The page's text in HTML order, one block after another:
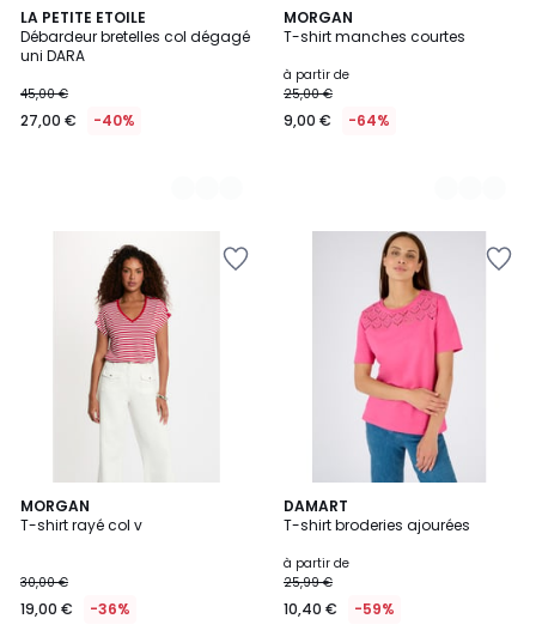
LA PETITE ETOILE
Débardeur bretelles col dégagé
uni DARA
45,00 €
27,00 € -40%
2
Couleurs
MORGAN
T-shirt manches courtes
à partir de
25,00 €
9,00 € -64%
2
Couleurs
MORGAN
T-shirt rayé col v
30,00 €
19,00 € -36%
DAMART
T-shirt broderies ajourées
à partir de
25,99 €
10,40 € -59%
4
/
3
Couleurs